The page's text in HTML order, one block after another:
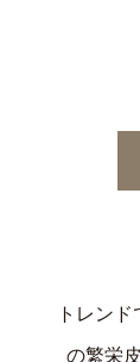
トレン
の繁栄